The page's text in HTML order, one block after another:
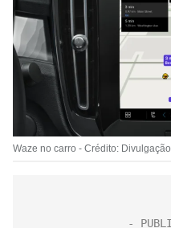
Waze no carro - Crédito: Divulgação